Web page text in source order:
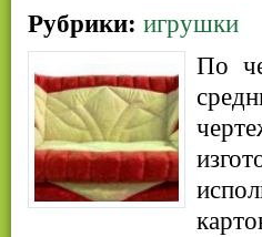
Рубрики: игрушки
По